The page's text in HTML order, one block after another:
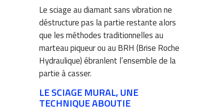
Le sciage au diamant sans vibration ne
déstructure pas la partie restante alors
que les méthodes traditionnelles au
marteau piqueur ou au BRH (Brise Roche
Hydraulique) ébranlent l’ensemble de la
partie à casser.
LE SCIAGE MURAL, UNE
TECHNIQUE ABOUTIE